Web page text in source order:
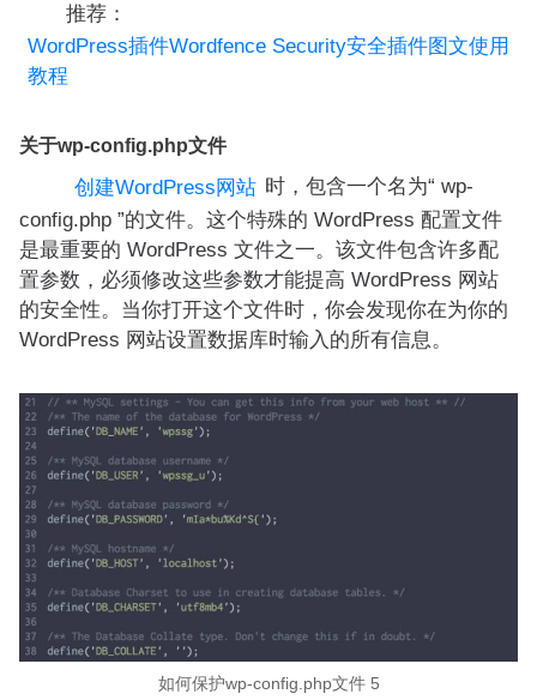
推荐：
WordPress插件Wordfence Security安全插件图文使用
教程
关于wp-config.php文件
创建WordPress网站 时，包含一个名为“ wp-
config.php ”的文件。这个特殊的 WordPress 配置文件
是最重要的 WordPress 文件之一。该文件包含许多配
置参数，必须修改这些参数才能提高 WordPress 网站
的安全性。当你打开这个文件时，你会发现你在为你的
WordPress 网站设置数据库时输入的所有信息。
如何保护wp-config.php文件 5